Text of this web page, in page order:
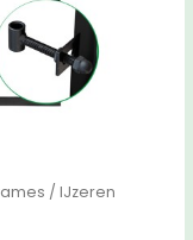
/ IJzeren